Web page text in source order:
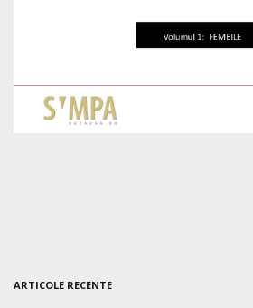
ARTICOLE RECENTE